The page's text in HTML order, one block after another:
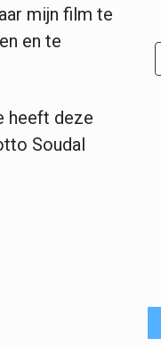
mijn film te
en te
heeft deze
Soudal